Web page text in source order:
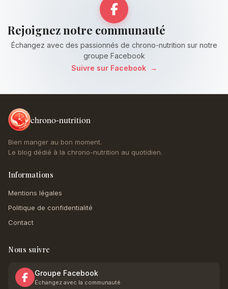
Rejoignez notre communauté
Échangez avec des passionnés de chrono-nutrition sur notre
groupe Facebook
Suivre sur Facebook
→
chrono-nutrition
Bien manger au bon moment.
Le blog dédié à la chrono-nutrition au quotidien.
Informations
Mentions légales
Politique de confidentialité
Contact
Nous suivre
Groupe Facebook
Échangez avec la communauté